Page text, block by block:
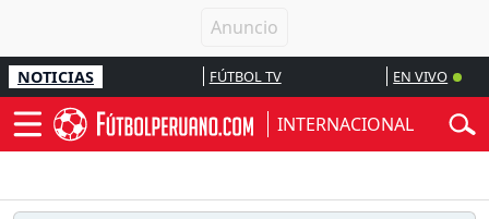
NOTICIAS FÚTBOL TV EN VIVO
INTERNACIONAL